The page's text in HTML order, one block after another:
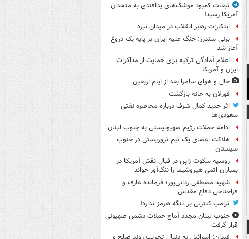
تبعات کمبود موشک‌های پدافندی به متحدان
آمریکا رسید!
ابتکارات رهبر انقلاب در میدان نبرد
برنی سندرز: جنگ علیه ایران بر پایه یک دروغ
آغاز شد
اعلام آمادگی ترکیه برای حمایت از مذاکرات
ایران و آمریکا
حال و هوای سامرا بعد از ایام اربعین
فورلان به خانه بازگشت
اثر جدید کمال شرف درباره محاصره نفتی
سعودی‌ها
ادامه حملات رژیم صهیونیستی به جنوب لبنان
هلاکت اعضای یک تیم تروریستی در جنوب
سیستان
روسیه سکوت ژاپن در قبال نقش آمریکا در
بمباران اتمی هیروشیما را ننگ‌آور خواند
شهید مصطفی ردانی‌پور؛ فرمانده عارف و
فراجناحی دفاع مقدس
ترامپ کنترلی بر تنگه هرمز ندارد!
جنوب لبنان مجدد آماج حملات دشمن صهیونی
قرار گرفت